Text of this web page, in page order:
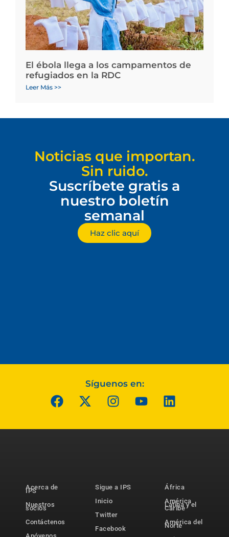
El ébola llega a los campamentos de
refugiados en la RDC
Leer Más >>
Noticias que importan.
Sin ruido.
Suscríbete gratis a
nuestro boletín
semanal
Haz clic aquí
Síguenos en:
Acerca de
IPS
Nuestros
socios
Contáctenos
Sigue a IPS
Inicio
Twitter
Facebook
África
América
Latina y el
Caribe
América del
Norte